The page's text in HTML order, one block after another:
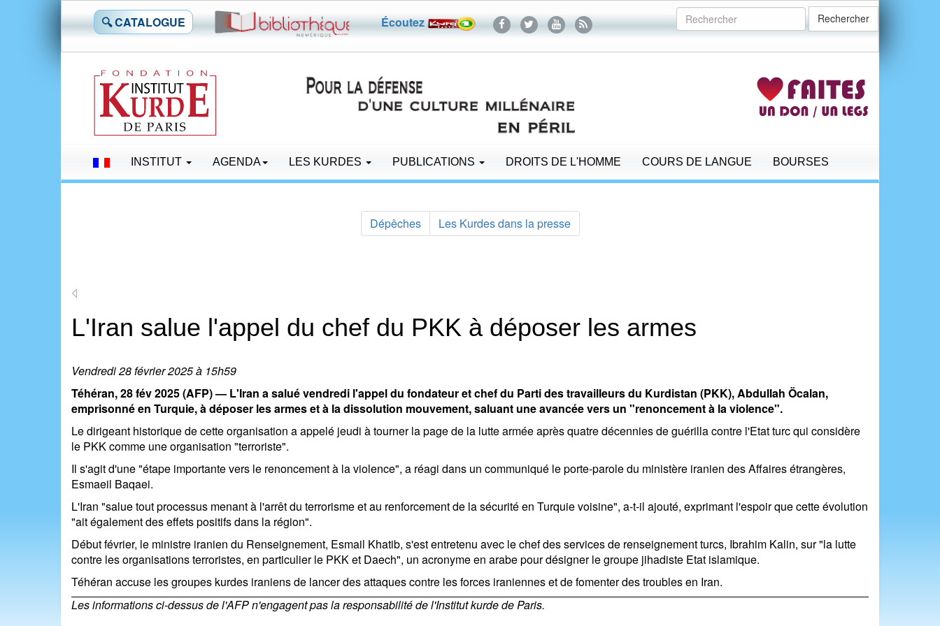
🔍 CATALOGUE Écoutez Rechercher
INSTITUT AGENDA LES KURDES PUBLICATIONS DROITS DE L'HOMME COURS DE LANGUE BOURSES
Dépêches Les Kurdes dans la presse
L'Iran salue l'appel du chef du PKK à déposer les armes
Vendredi 28 février 2025 à 15h59
Téhéran, 28 fév 2025 (AFP) — L'Iran a salué vendredi l'appel du fondateur et chef du Parti des travailleurs du Kurdistan (PKK), Abdullah Öcalan,
emprisonné en Turquie, à déposer les armes et à la dissolution mouvement, saluant une avancée vers un "renoncement à la violence".
Le dirigeant historique de cette organisation a appelé jeudi à tourner la page de la lutte armée après quatre décennies de guérilla contre l'Etat turc qui considère
le PKK comme une organisation "terroriste".
Il s'agit d'une "étape importante vers le renoncement à la violence", a réagi dans un communiqué le porte-parole du ministère iranien des Affaires étrangères,
Esmaeil Baqaei.
L'Iran "salue tout processus menant à l'arrêt du terrorisme et au renforcement de la sécurité en Turquie voisine", a-t-il ajouté, exprimant l'espoir que cette évolution
"ait également des effets positifs dans la région".
Début février, le ministre iranien du Renseignement, Esmail Khatib, s'est entretenu avec le chef des services de renseignement turcs, Ibrahim Kalin, sur "la lutte
contre les organisations terroristes, en particulier le PKK et Daech", un acronyme en arabe pour désigner le groupe jihadiste Etat islamique.
Téhéran accuse les groupes kurdes iraniens de lancer des attaques contre les forces iraniennes et de fomenter des troubles en Iran.
Les informations ci-dessus de l'AFP n'engagent pas la responsabilité de l'Institut kurde de Paris.